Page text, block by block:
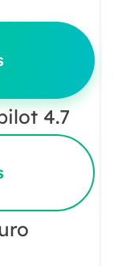
4.7